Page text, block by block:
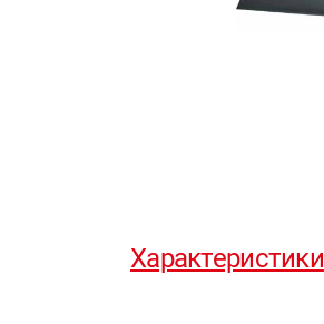
Характеристики